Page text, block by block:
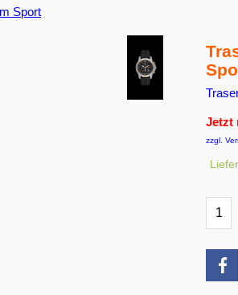
Sport
Jetzt
CHF
CHF